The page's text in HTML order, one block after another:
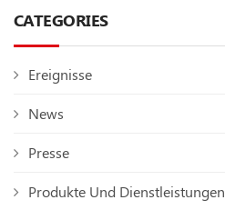
CATEGORIES
Ereignisse
News
Presse
Produkte Und Dienstleistungen